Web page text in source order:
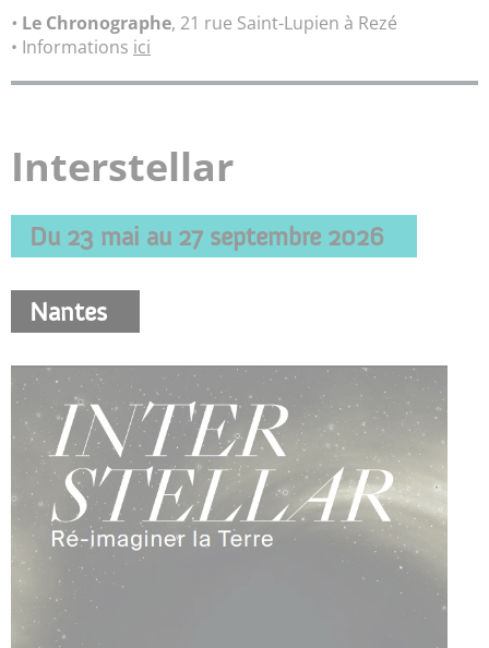
• Le Chronographe, 21 rue Saint-Lupien à Rezé
• Informations ici
Interstellar
Du 23 mai au 27 septembre 2026
Nantes